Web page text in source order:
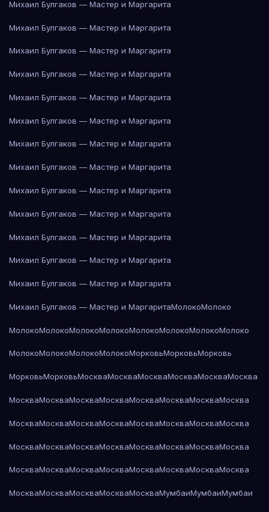
Михаил Булгаков — Мастер и Маргарита
Михаил Булгаков — Мастер и Маргарита
Михаил Булгаков — Мастер и Маргарита
Михаил Булгаков — Мастер и Маргарита
Михаил Булгаков — Мастер и Маргарита
Михаил Булгаков — Мастер и Маргарита
Михаил Булгаков — Мастер и Маргарита
Михаил Булгаков — Мастер и Маргарита
Михаил Булгаков — Мастер и Маргарита
Михаил Булгаков — Мастер и Маргарита
Михаил Булгаков — Мастер и Маргарита
Михаил Булгаков — Мастер и Маргарита
Михаил Булгаков — Мастер и Маргарита
Михаил Булгаков — Мастер и МаргаритаМолокоМолоко
МолокоМолокоМолокоМолокоМолокоМолокоМолокоМолоко
МолокоМолокоМолокоМолокоМорковьМорковьМорковь
МорковьМорковьМоскваМоскваМоскваМоскваМоскваМосква
МоскваМоскваМоскваМоскваМоскваМоскваМоскваМосква
МоскваМоскваМоскваМоскваМоскваМоскваМоскваМосква
МоскваМоскваМоскваМоскваМоскваМоскваМоскваМосква
МоскваМоскваМоскваМоскваМоскваМоскваМоскваМосква
МоскваМоскваМоскваМоскваМоскваМумбаиМумбаиМумбаи